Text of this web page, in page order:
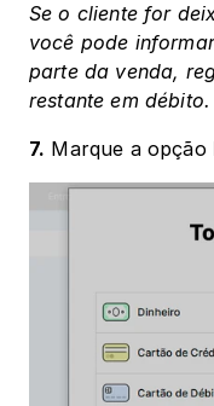
Se o cliente for
você pode
parte da venda,
restante em débito.
7. Marque a opção